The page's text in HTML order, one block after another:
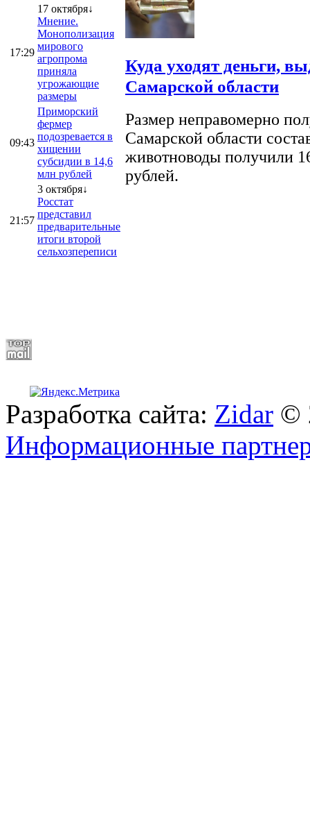
17:29
17 октября↓
Мнение.
Монополизация
мирового
агропрома
приняла
угрожающие
размеры
09:43
Приморский
фермер
подозревается в
хищении
субсидии в 14,6
млн рублей
21:57
3 октября↓
Росстат
представил
предварительные
итоги второй
сельхозпереписи
Куда уходят деньги,
Самарской области
Размер неправомерно
Самарской области
животноводы получили
рублей.
Разработка сайта: Zidar ©
Информационные